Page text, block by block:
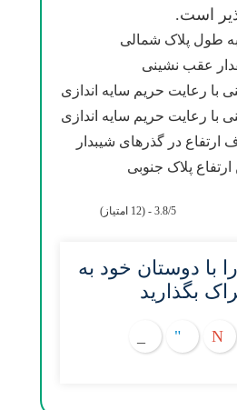
اﺳﺖ.
3.8/5 - (12 امتیاز)
با دوستان خود به
بگذارید